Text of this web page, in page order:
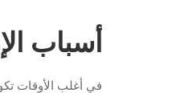
أسباب
في أغلب الأوقات